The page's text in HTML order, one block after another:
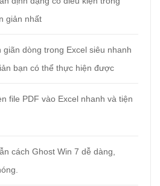
giản nhất
giãn dòng trong Excel siêu nhanh
bạn có thể thực hiện được
file PDF vào Excel nhanh và tiện
cách Ghost Win 7 dễ dàng,